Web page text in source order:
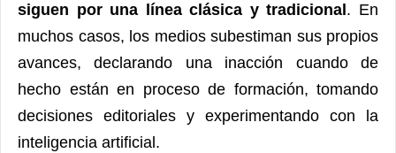
siguen por una línea clásica y tradicional . En
muchos casos, los medios subestiman sus propios
avances, declarando una inacción cuando de
hecho están en proceso de formación, tomando
decisiones editoriales y experimentando con la
inteligencia artificial.